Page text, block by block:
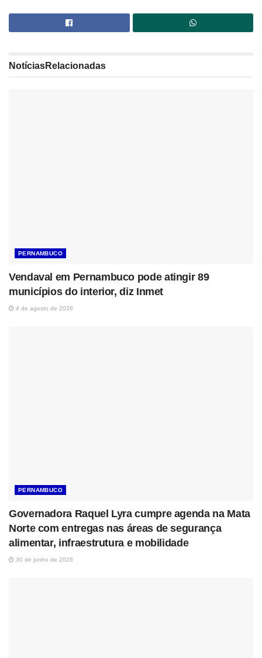
NotíciasRelacionadas
PERNAMBUCO
Vendaval em Pernambuco pode atingir 89
municípios do interior, diz Inmet
4 de agosto de 2026
PERNAMBUCO
Governadora Raquel Lyra cumpre agenda na Mata
Norte com entregas nas áreas de segurança
alimentar, infraestrutura e mobilidade
30 de junho de 2026